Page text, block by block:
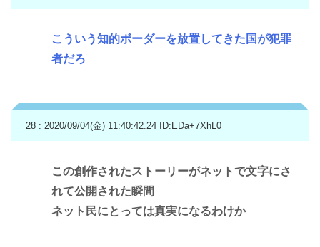
こういう知的ボーダーを放置してきた国が犯罪
者だろ
28 : 2020/09/04(金) 11:40:42.24 ID:EDa+7XhL0
この創作されたストーリーがネットで文字にさ
れて公開された瞬間
ネット民にとっては真実になるわけか